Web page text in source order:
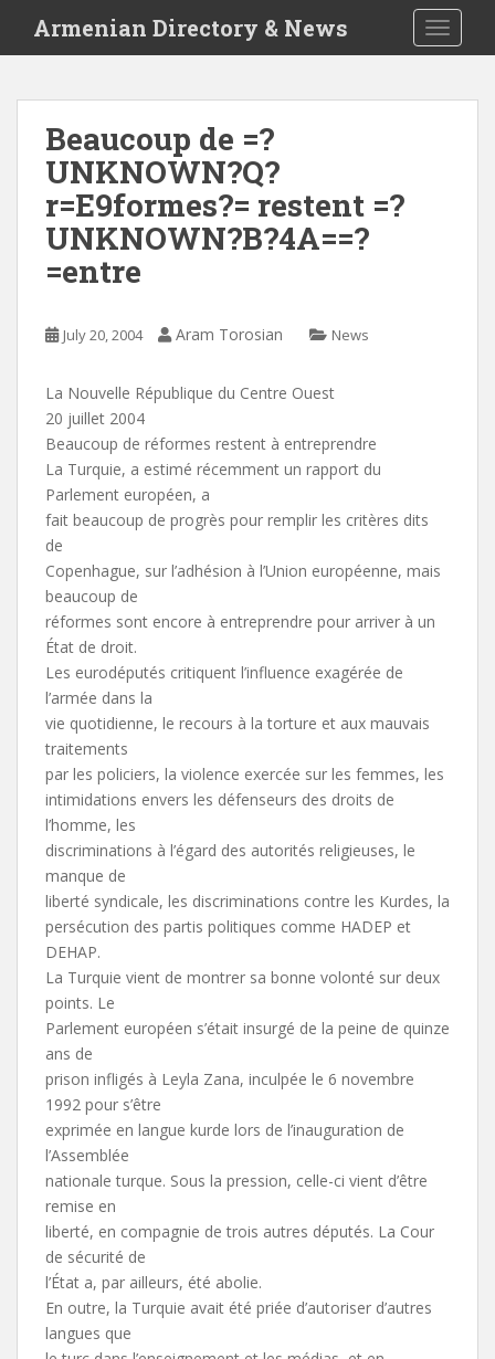
i
Armenian Directory & News
Beaucoup de =?
UNKNOWN?Q?
r=E9formes?= restent =?
UNKNOWN?B?4A==?
=entre
July 20, 2004 Aram Torosian News
La Nouvelle République du Centre Ouest
20 juillet 2004
Beaucoup de réformes restent à entreprendre
La Turquie, a estimé récemment un rapport du
Parlement européen, a
fait beaucoup de progrès pour remplir les critères dits
de
Copenhague, sur l’adhésion à l’Union européenne, mais
beaucoup de
réformes sont encore à entreprendre pour arriver à un
État de droit.
Les eurodéputés critiquent l’influence exagérée de
l’armée dans la
vie quotidienne, le recours à la torture et aux mauvais
traitements
par les policiers, la violence exercée sur les femmes, les
intimidations envers les défenseurs des droits de
l’homme, les
discriminations à l’égard des autorités religieuses, le
manque de
liberté syndicale, les discriminations contre les Kurdes, la
persécution des partis politiques comme HADEP et
DEHAP.
La Turquie vient de montrer sa bonne volonté sur deux
points. Le
Parlement européen s’était insurgé de la peine de quinze
ans de
prison infligés à Leyla Zana, inculpée le 6 novembre
1992 pour s’être
exprimée en langue kurde lors de l’inauguration de
l’Assemblée
nationale turque. Sous la pression, celle-ci vient d’être
remise en
liberté, en compagnie de trois autres députés. La Cour
de sécurité de
l’État a, par ailleurs, été abolie.
En outre, la Turquie avait été priée d’autoriser d’autres
langues que